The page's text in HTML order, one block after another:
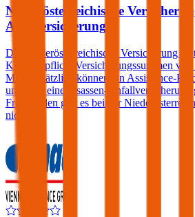
Niederösterreichische
Autoversicherung
Die Niederösterreichische Versicherung
Kfz-Haftpflicht Versicherungssummen von
Mio. Zusätzlich können ein Assistance-
und/oder eine Insassen-Unfallversicherung
Freischaden gibt es bei der
nicht.